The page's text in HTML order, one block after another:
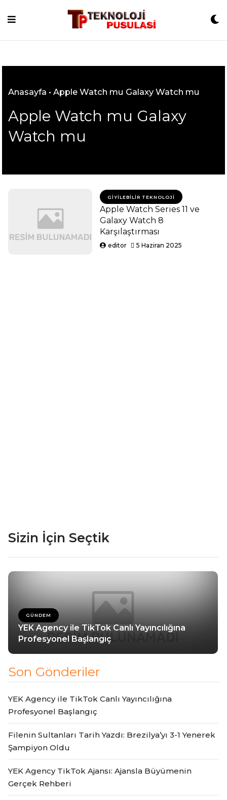
Anasayfa • Apple Watch mu Galaxy Watch mu
Apple Watch mu Galaxy
Watch mu
GIYILEBILIR TEKNOLOJI
Apple Watch Series 11 ve
Galaxy Watch 8
Karşılaştırması
editor 5 Haziran 2025
Sizin İçin Seçtik
GÜNDEM
YEK Agency ile TikTok Canlı Yayıncılığına
Profesyonel Başlangıç
Son Gönderiler
YEK Agency ile TikTok Canlı Yayıncılığına
Profesyonel Başlangıç
Filenin Sultanları Tarih Yazdı: Brezilya’yı 3-1 Yenerek
Şampiyon Oldu
YEK Agency TikTok Ajansı: Ajansla Büyümenin
Gerçek Rehberi